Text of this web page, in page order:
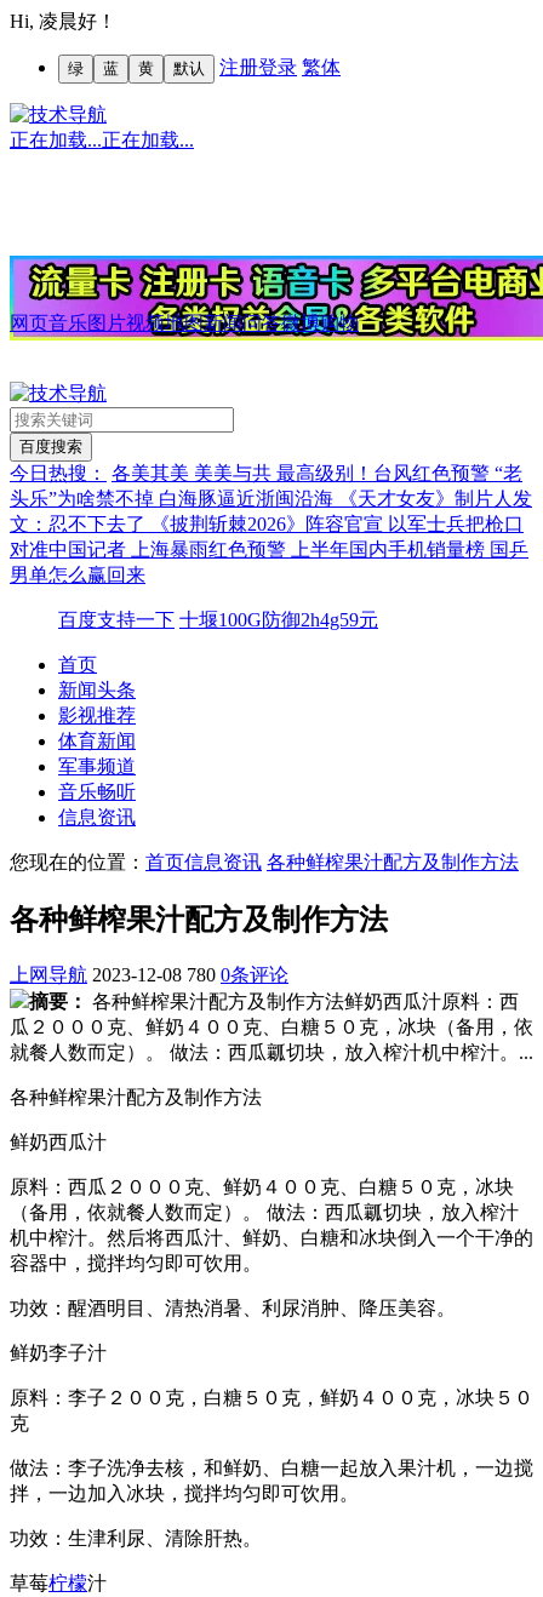
Hi, 凌晨好！
绿 蓝 黄 默认 注册登录 繁体
正在加载...正在加载...
网页音乐图片视频地图新闻问答微博购物
今日热搜： 各美其美 美美与共 最高级别！台风红色预警 “老
头乐”为啥禁不掉 白海豚逼近浙闽沿海
《天才女友》制片人发
文：忍不下去了
《披荆斩棘2026》阵容官宣 以军士兵把枪口
对准中国记者
上海暴雨红色预警 上半年国内手机销量榜 国乒
男单怎么赢回来
百度支持一下 十堰100G防御2h4g59元
首页
新闻头条
影视推荐
体育新闻
军事频道
音乐畅听
信息资讯
您现在的位置： 首页信息资讯 各种鲜榨果汁配方及制作方法
各种鲜榨果汁配方及制作方法
上网导航 2023-12-08 780 0条评论
摘要： 各种鲜榨果汁配方及制作方法鲜奶西瓜汁原料：西
瓜２０００克、鲜奶４００克、白糖５０克，冰块（备用，依
就餐人数而定）。 做法：西瓜瓤切块，放入榨汁机中榨汁。...
各种鲜榨果汁配方及制作方法
鲜奶西瓜汁
原料：西瓜２０００克、鲜奶４００克、白糖５０克，冰块
（备用，依就餐人数而定）。 做法：西瓜瓤切块，放入榨汁
机中榨汁。然后将西瓜汁、鲜奶、白糖和冰块倒入一个干净的
容器中，搅拌均匀即可饮用。
功效：醒酒明目、清热消暑、利尿消肿、降压美容。
鲜奶李子汁
原料：李子２００克，白糖５０克，鲜奶４００克，冰块５０
克
做法：李子洗净去核，和鲜奶、白糖一起放入果汁机，一边搅
拌，一边加入冰块，搅拌均匀即可饮用。
功效：生津利尿、清除肝热。
草莓柠檬汁